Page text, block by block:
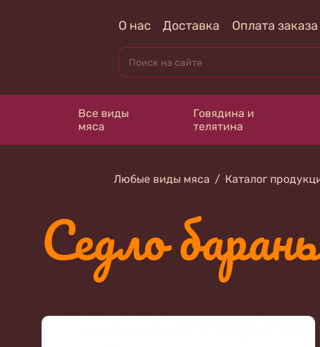
О нас Доставка Оплата заказа
Все виды
мяса
Говядина и
телятина
Любые виды мяса Каталог
Седло